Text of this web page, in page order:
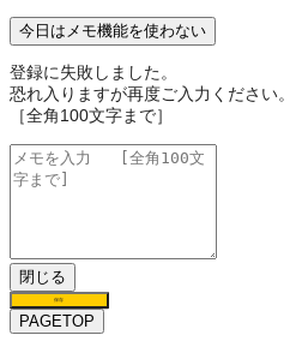
今日はメモ機能を使わない
登録に失敗しました。
恐れ入りますが再度ご入力ください。
［全角100文字まで］
閉じる
保存
PAGETOP